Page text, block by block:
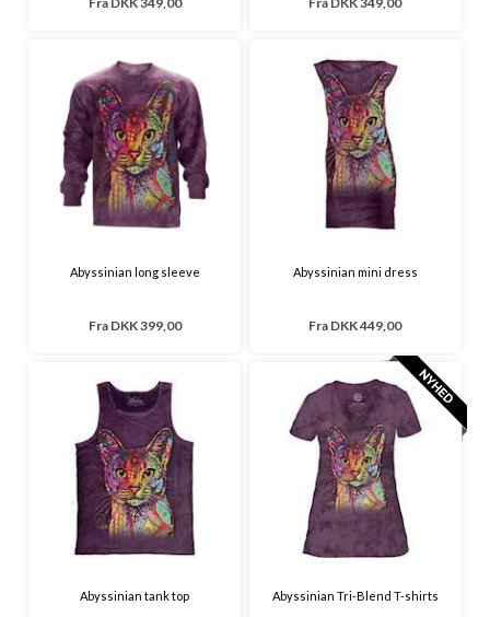
Abyssinian long sleeve
Fra DKK 399,00
Abyssinian mini dress
Fra DKK 449,00
Abyssinian tank top Abyssinian Tri-Blend T-shirts